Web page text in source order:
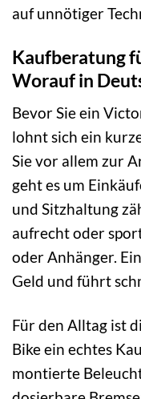
auf unnötiger
Kaufberatung
Worauf in
Bevor Sie ein
lohnt sich ein
Sie vor allem zur
geht es um
und Sitzhaltung
aufrecht oder
oder Anhänger.
Geld und führt
Für den Alltag ist
Bike ein echtes
montierte